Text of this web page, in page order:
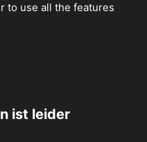
to use all the features
ist leider